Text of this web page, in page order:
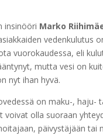
insinööri Marko
vedenkulutus
vuorokaudessa, eli
mutta vesi on
nyt ihan hyvä.
on maku-, haju-
voivat olla suoraan
päivystäjään tai